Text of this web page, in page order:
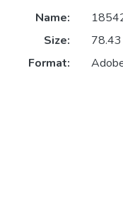
Name:
Size:
Format: